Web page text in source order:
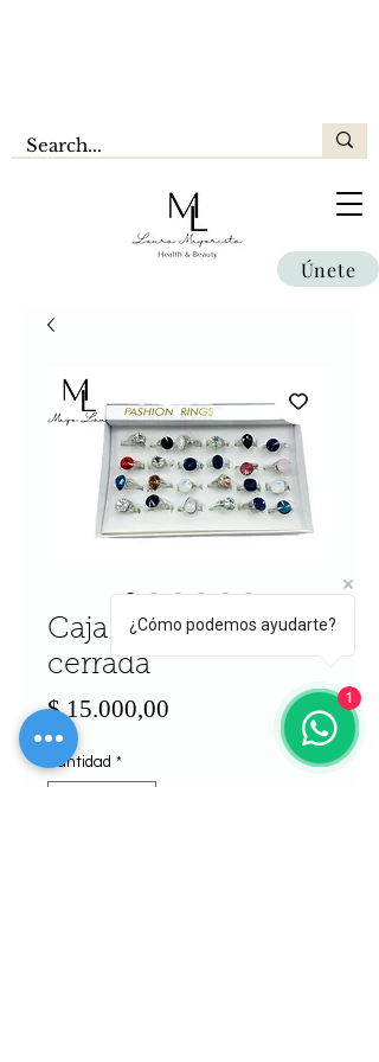
Únete
Caja de anillos
cerrada
$ 15.000,00
Cantidad *
¿Cómo podemos ayudarte?
1